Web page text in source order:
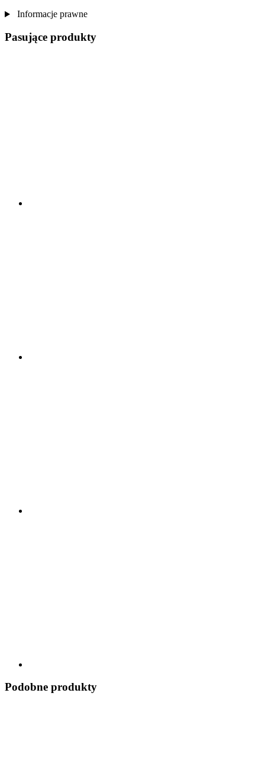
Informacje prawne
Pasujące produkty
Podobne produkty